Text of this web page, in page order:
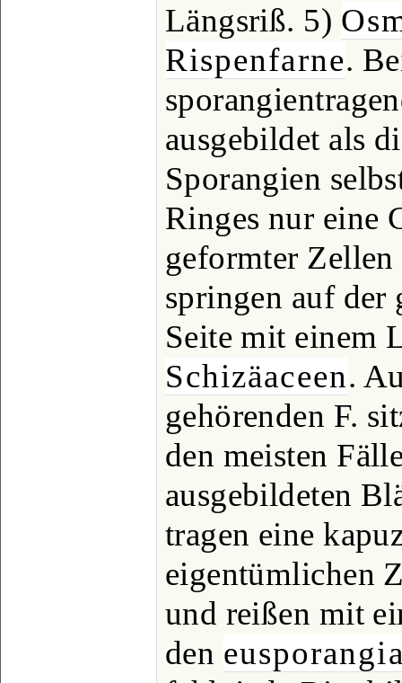
Längsriß. 5)
Rispenfarne.
ausgebildet als
Sporangien
Ringes nur eine
geformter
springen auf der
Seite mit einem
Schizäaceen.
gehörenden F.
den meisten
ausgebildeten
tragen eine
eigentümlichen
und reißen mit
den